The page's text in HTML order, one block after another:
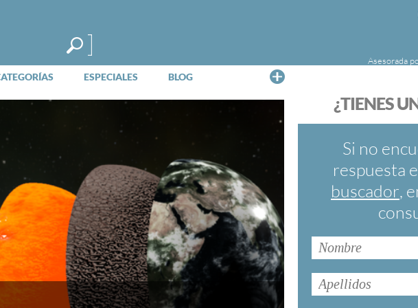
Asesorada
ESPECIALES BLOG
FundéuRAE es una
cuyo objetivo es
español en los
Internet.
¿TIENES
Si no
respuesta
buscador,